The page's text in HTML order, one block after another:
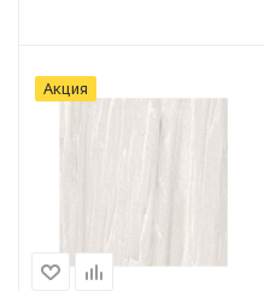
Акция